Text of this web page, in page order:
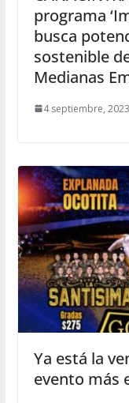
programa
busca
sostenible
Medianas
4 septiembre, 2023
Ya está la
evento más